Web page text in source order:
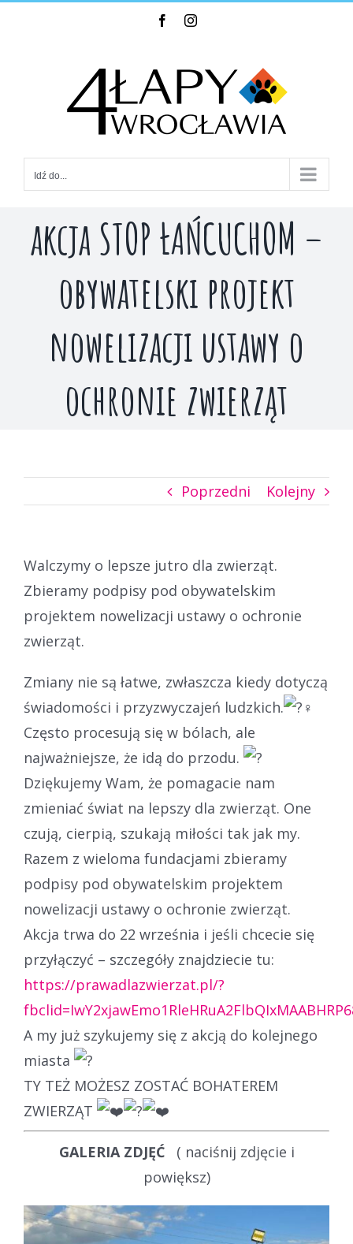
FacebookInstagram
Idź do...
akcja STOP ŁAŃCUCHOM –
obywatelski projekt
nowelizacji ustawy o
ochronie zwierząt
Poprzedni Kolejny
Walczymy o lepsze jutro dla zwierząt.
Zbieramy podpisy pod obywatelskim
projektem nowelizacji ustawy o ochronie
zwierząt.
Zmiany nie są łatwe, zwłaszcza kiedy dotyczą
świadomości i przyzwyczajeń ludzkich.
Często procesują się w bólach, ale
najważniejsze, że idą do przodu.
Dziękujemy Wam, że pomagacie nam
zmieniać świat na lepszy dla zwierząt. One
czują, cierpią, szukają miłości tak jak my.
Razem z wieloma fundacjami zbieramy
podpisy pod obywatelskim projektem
nowelizacji ustawy o ochronie zwierząt.
Akcja trwa do 22 września i jeśli chcecie się
przyłączyć – szczegóły znajdziecie tu:
https://prawadlazwierzat.pl/?
A my już szykujemy się z akcją do kolejnego
miasta
TY TEŻ MOŻESZ ZOSTAĆ BOHATEREM
ZWIERZĄT
GALERIA ZDJĘĆ
( naciśnij zdjęcie i
powiększ)